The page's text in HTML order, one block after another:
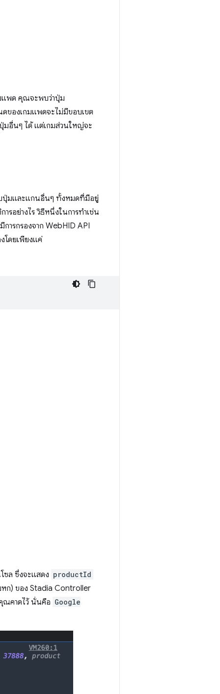
แพด คุณจะพบว่าปุ่ม
ของเกมแพดจะไม่มีขอบเขต
มอื่นๆ ได้ แต่เกมส่วนใหญ่จะ
ปุ่มและแกนอื่นๆ ทั้งหมดที่มีอยู่
รอย่างไร วิธีหนึ่งในการทำเช่น
ารกรองจาก WebHID API
โดยเพียงแค่
ล ซึ่งจะแสดง productId
ก) ของ Stadia Controller
คาดไว้ นั่นคือ Google